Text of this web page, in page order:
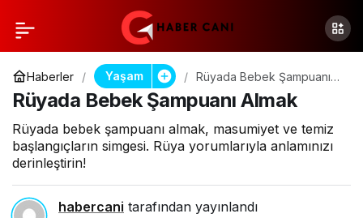
Haberler Yaşam
Rüyada Bebek Şampuanı
Rüyada Bebek Şampuanı Almak​
Rüyada bebek şampuanı almak, masumiyet ve temiz
başlangıçların simgesi. Rüya yorumlarıyla anlamınızı
derinleştirin!
habercani tarafından yayınlandı